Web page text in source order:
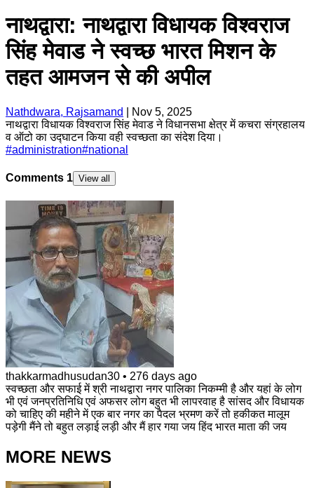
नाथद्वारा: नाथद्वारा विधायक विश्वराज
सिंह मेवाड ने स्वच्छ भारत मिशन के
तहत आमजन से की अपील
Nathdwara, Rajsamand
Nov 5, 2025
नाथद्वारा विधायक विश्वराज सिंह मेवाड ने विधानसभा क्षेत्र में कचरा संग्रहालय
व ऑटो का उद्घाटन किया वही स्वच्छता का संदेश दिया।
#administration#national
Comments 1 View all
thakkarmadhusudan30 • 276 days ago
स्वच्छता और सफाई में श्री नाथद्वारा नगर पालिका निकम्मी है और यहां के लोग
भी एवं जनप्रतिनिधि एवं अफसर लोग बहुत भी लापरवाह है सांसद और विधायक
को चाहिए की महीने में एक बार नगर का पैदल भ्रमण करें तो हकीकत मालूम
पड़ेगी मैंने तो बहुत लड़ाई लड़ी और मैं हार गया जय हिंद भारत माता की जय
MORE NEWS